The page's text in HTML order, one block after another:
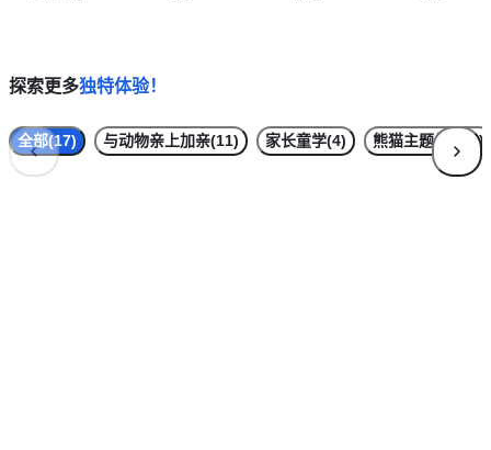
探索更多独特体验！
全部(17) 与动物亲上加亲(11) 家长童学(4) 熊猫主题体验(2)